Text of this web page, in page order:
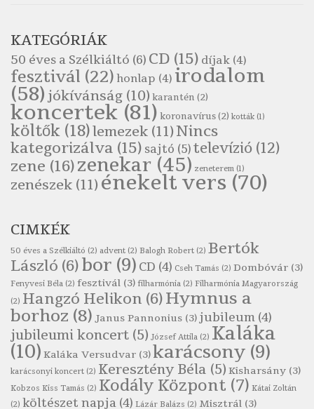
Pákolitz István: Altató
Szélkiáltó
Pákolitz István: Bakarasz
Szélkiáltó
Pákolitz István: Csiga-biga
Szélkiáltó
Pákolitz István: Kiolvasó
Szélkiáltó
Páskándi Géza: Madárijesztő
Szélkiáltó
Szélkiáltó
Robert Burns: Árpa Jankó
Szélkiáltó
Robert Burns: Most hoci a számlát
Szélkiáltó
Robert Burns: Most hoci a számlát
Szélkiáltó
Robert Burns: Nagyhasú flaskó…
Szélkiáltó
Robert Burns: Skót ital
KATEGÓRIÁK
50 éves a Szélkiáltó (6) CD (15) díjak (4)
fesztivál (22) honlap (4) irodalom
(58)jókívánság (10) karantén (2)
koncertek (81) koronavírus(2) kották (1)
költők (18)lemezek (11)Nincs
kategorizálva (15) sajtó (5)televízió (12)
zene (16)zenekar (45) zeneterem (1)
zenészek (11) énekelt vers (70)
CIMKÉK
50 éves a Szélkiáltó (2) advent (2) Balogh Robert (2) Bertók
László (6)bor (9) CD (4) Cseh Tamás (2) Dombóvár (3)
Fenyvesi Béla (2) fesztivál (3) filharmónia (2) Filharmónia Magyarország
(2) Hangzó Helikon (6)Hymnus a
borhoz (8) Janus Pannonius (3)jubileum (4)
jubileumi koncert (5) József Attila (2) Kaláka
(10) Kaláka Versudvar (3)karácsony (9)
karácsonyi koncert (2) Keresztény Béla (5) Kisharsány (3)
Kobzos Kiss Tamás (2) Kodály Központ (7) Kátai Zoltán
(2) költészet napja (4) Lázár Balázs (2) Misztrál (3)